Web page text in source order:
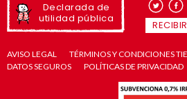
Declarada de
utilidad pública
AVISO LEGAL
TÉRMINOS Y CONDICIONES
DATOS SEGUROS
POLÍTICAS DE PRIVACIDAD